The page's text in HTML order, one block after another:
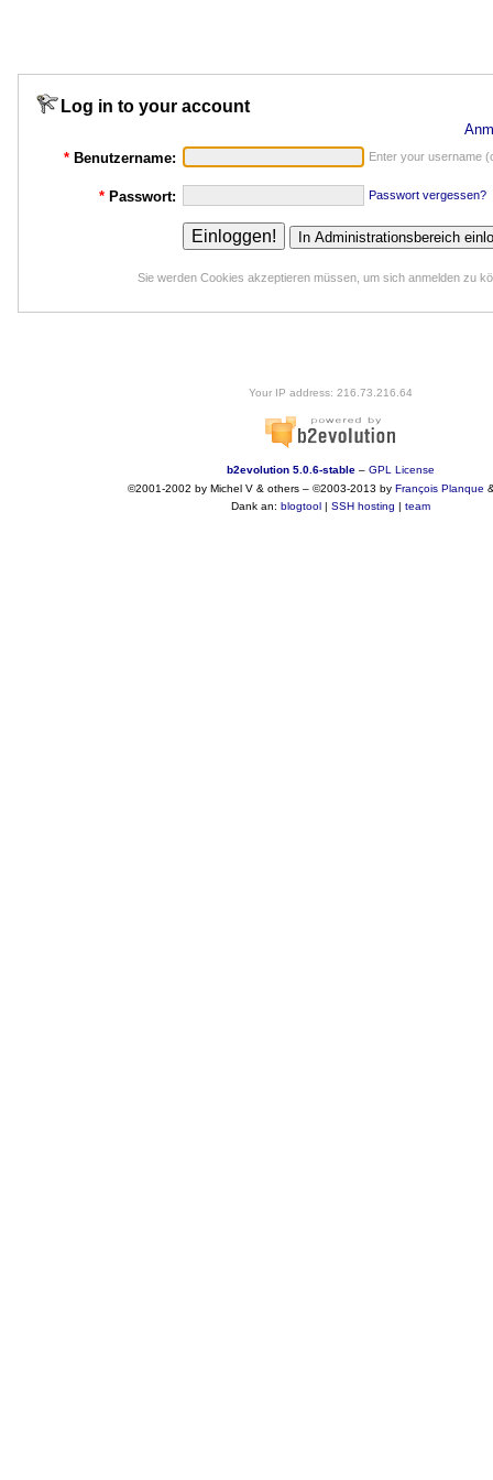
Log in to your account
* Benutzername: Enter your username
* Passwort: Passwort vergessen?
Sie werden Cookies akzeptieren müssen, um sich anmelden zu
Your IP address: 216.73.216.64
b2evolution 5.0.6-stable– GPL License
©2001-2002 by Michel V & others– ©2003-2013 by François Planque
Dank an: blogtool| SSH hosting | team